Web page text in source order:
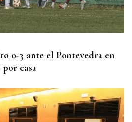
0-3 ante el Pontevedra en
casa